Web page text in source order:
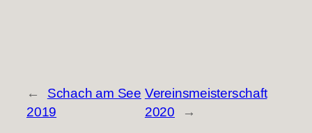
←
Schach am See
2019
Vereinsmeisterschaft
2020
→